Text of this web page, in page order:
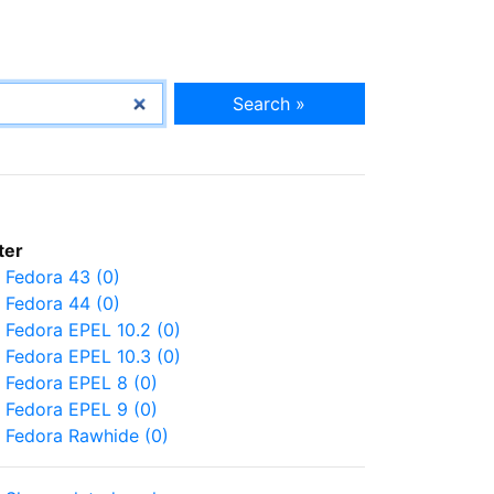
Search »
Fedora 43 (0)
Fedora 44 (0)
Fedora EPEL 10.2 (0)
Fedora EPEL 10.3 (0)
Fedora EPEL 8 (0)
Fedora EPEL 9 (0)
Fedora Rawhide (0)